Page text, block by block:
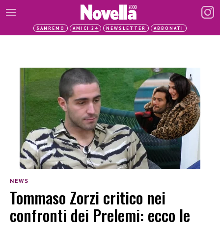
SANREMO AMICI 24 NEWSLETTER ABBONATI
NEWS
Tommaso Zorzi critico nei
confronti dei Prelemi: ecco le